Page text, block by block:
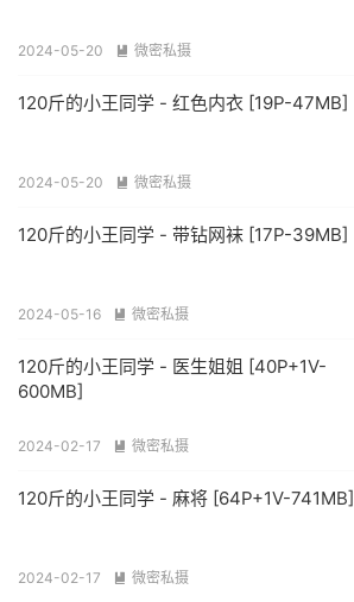
2024-05-20  微密私摄
120斤的小王同学 - 红色内衣 [19P-47MB]
2024-05-20  微密私摄
120斤的小王同学 - 带钻网袜 [17P-39MB]
2024-05-16  微密私摄
120斤的小王同学 - 医生姐姐 [40P+1V-
600MB]
2024-02-17  微密私摄
120斤的小王同学 - 麻将 [64P+1V-741MB]
2024-02-17  微密私摄